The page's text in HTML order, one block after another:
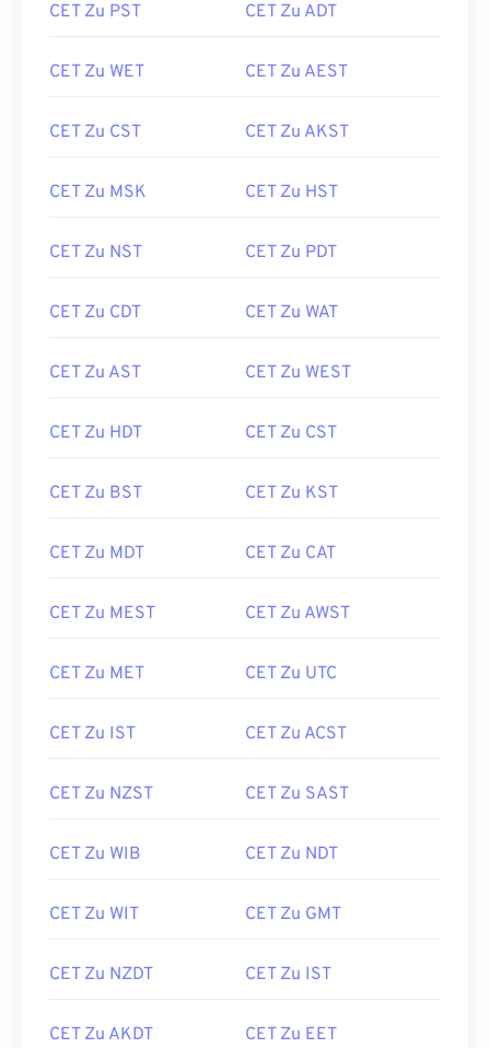
CET Zu PST CET Zu ADT
CET Zu WET CET Zu AEST
CET Zu CST CET Zu AKST
CET Zu MSK CET Zu HST
CET Zu NST CET Zu PDT
CET Zu CDT CET Zu WAT
CET Zu AST CET Zu WEST
CET Zu HDT CET Zu CST
CET Zu BST CET Zu KST
CET Zu MDT CET Zu CAT
CET Zu MEST CET Zu AWST
CET Zu MET CET Zu UTC
CET Zu IST CET Zu ACST
CET Zu NZST CET Zu SAST
CET Zu WIB CET Zu NDT
CET Zu WIT CET Zu GMT
CET Zu NZDT CET Zu IST
CET Zu AKDT CET Zu EET